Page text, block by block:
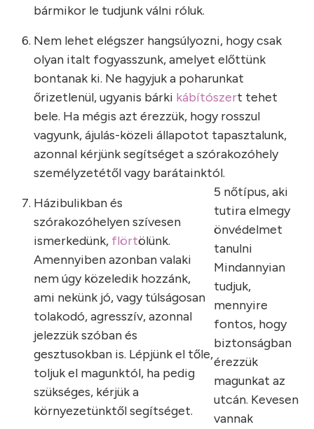
bármikor le tudjunk válni róluk.
Nem lehet elégszer hangsúlyozni, hogy csak
olyan italt fogyasszunk, amelyet előttünk
bontanak ki. Ne hagyjuk a poharunkat
őrizetlenül, ugyanis bárki kábítószert tehet
bele. Ha mégis azt érezzük, hogy rosszul
vagyunk, ájulás-közeli állapotot tapasztalunk,
azonnal kérjünk segítséget a szórakozóhely
személyzetétől vagy barátainktól.
5 nőtípus, aki
tutira elmegy
önvédelmet
tanulni
Mindannyian
tudjuk,
mennyire
fontos, hogy
biztonságban
érezzük
magunkat az
utcán. Kevesen
vannak
Házibulikban és
szórakozóhelyen szívesen
ismerkedünk, flörtölünk.
Amennyiben azonban valaki
nem úgy közeledik hozzánk,
ami nekünk jó, vagy túlságosan
tolakodó, agresszív, azonnal
jelezzük szóban és
gesztusokban is. Lépjünk el tőle,
toljuk el magunktól, ha pedig
szükséges, kérjük a
környezetünktől segítséget.